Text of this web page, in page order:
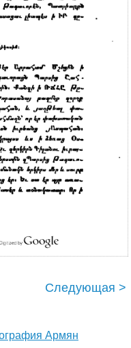
Следующая >
Армян